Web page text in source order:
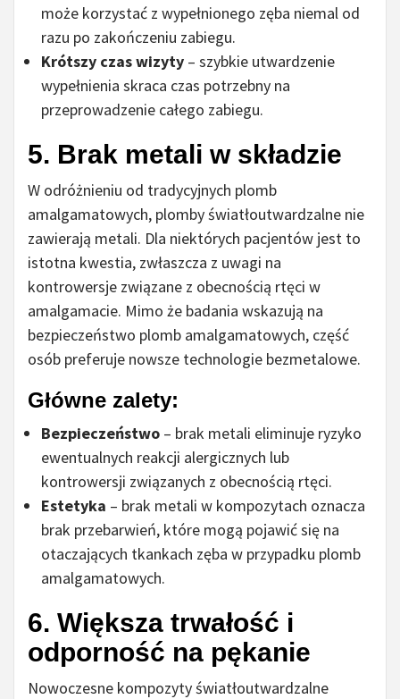
może korzystać z wypełnionego zęba niemal od
razu po zakończeniu zabiegu.
Krótszy czas wizyty – szybkie utwardzenie
wypełnienia skraca czas potrzebny na
przeprowadzenie całego zabiegu.
5. Brak metali w składzie
W odróżnieniu od tradycyjnych plomb
amalgamatowych, plomby światłoutwardzalne nie
zawierają metali. Dla niektórych pacjentów jest to
istotna kwestia, zwłaszcza z uwagi na
kontrowersje związane z obecnością rtęci w
amalgamacie. Mimo że badania wskazują na
bezpieczeństwo plomb amalgamatowych, część
osób preferuje nowsze technologie bezmetalowe.
Główne zalety:
Bezpieczeństwo – brak metali eliminuje ryzyko
ewentualnych reakcji alergicznych lub
kontrowersji związanych z obecnością rtęci.
Estetyka – brak metali w kompozytach oznacza
brak przebarwień, które mogą pojawić się na
otaczających tkankach zęba w przypadku plomb
amalgamatowych.
6. Większa trwałość i
odporność na pękanie
Nowoczesne kompozyty światłoutwardzalne